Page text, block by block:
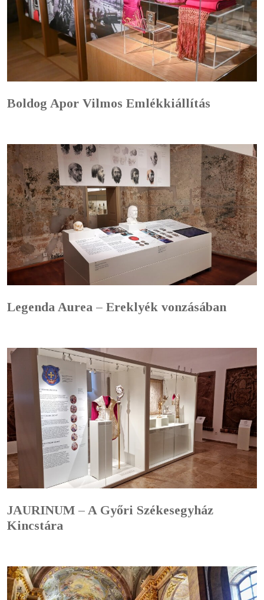
Boldog Apor Vilmos Emlékkiállítás
Legenda Aurea – Ereklyék vonzásában
JAURINUM – A Győri Székesegyház
Kincstára